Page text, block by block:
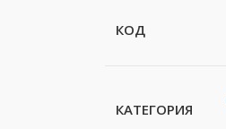
КОД
КАТЕГОРИЯ